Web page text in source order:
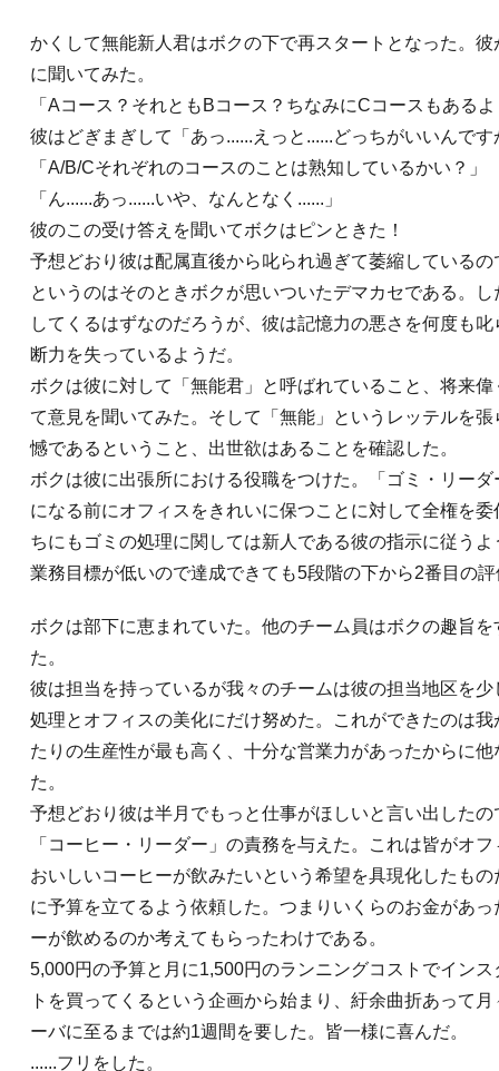
かくして無能新人君はボクの下で再スタートとなった。
に聞いてみた。
「Aコース？それともBコース？ちなみにCコースもある
彼はどぎまぎして「あっ......えっと......どっちがいいんで
「A/B/Cそれぞれのコースのことは熟知しているかい？」
「ん......あっ......いや、なんとなく......」
彼のこの受け答えを聞いてボクはピンときた！
予想どおり彼は配属直後から叱られ過ぎて萎縮している
というのはそのときボクが思いついたデマカセである。
してくるはずなのだろうが、彼は記憶力の悪さを何度も
断力を失っているようだ。
ボクは彼に対して「無能君」と呼ばれていること、将来
て意見を聞いてみた。そして「無能」というレッテルを
憾であるということ、出世欲はあることを確認した。
ボクは彼に出張所における役職をつけた。「ゴミ・リー
になる前にオフィスをきれいに保つことに対して全権を
ちにもゴミの処理に関しては新人である彼の指示に従う
業務目標が低いので達成できても5段階の下から2番目の
ボクは部下に恵まれていた。他のチーム員はボクの趣旨
た。
彼は担当を持っているが我々のチームは彼の担当地区を
処理とオフィスの美化にだけ努めた。これができたのは
たりの生産性が最も高く、十分な営業力があったからに
た。
予想どおり彼は半月でもっと仕事がほしいと言い出した
「コーヒー・リーダー」の責務を与えた。これは皆がオ
おいしいコーヒーが飲みたいという希望を具現化したも
に予算を立てるよう依頼した。つまりいくらのお金があ
ーが飲めるのか考えてもらったわけである。
5,000円の予算と月に1,500円のランニングコストでイン
トを買ってくるという企画から始まり、紆余曲折あって
ーバに至るまでは約1週間を要した。皆一様に喜んだ。
......フリをした。